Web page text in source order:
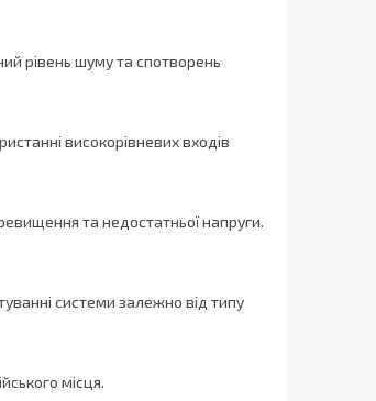
рівень шуму та спотворень
високорівневих входів
та недостатньої напруги.
системи залежно від типу
місця.